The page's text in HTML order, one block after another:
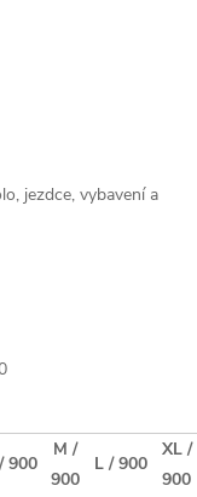
jezdce, vybavení a
900
M /
900
L / 900
XL /
900